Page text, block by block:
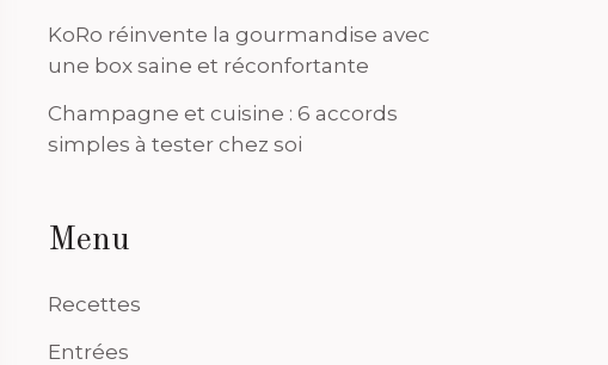
KoRo réinvente la gourmandise avec
une box saine et réconfortante
Champagne et cuisine : 6 accords
simples à tester chez soi
Menu
Recettes
Entrées